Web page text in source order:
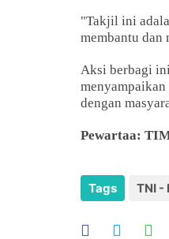
"Takjil ini
membantu dan
Aksi berbagi
dengan
Pewartaa:
Tags TNI -